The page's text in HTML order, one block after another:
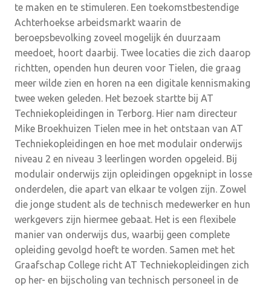
te maken en te stimuleren. Een toekomstbestendige
Achterhoekse arbeidsmarkt waarin de
beroepsbevolking zoveel mogelijk én duurzaam
meedoet, hoort daarbij. Twee locaties die zich daarop
richtten, openden hun deuren voor Tielen, die graag
meer wilde zien en horen na een digitale kennismaking
twee weken geleden. Het bezoek startte bij AT
Techniekopleidingen in Terborg. Hier nam directeur
Mike Broekhuizen Tielen mee in het ontstaan van AT
Techniekopleidingen en hoe met modulair onderwijs
niveau 2 en niveau 3 leerlingen worden opgeleid. Bij
modulair onderwijs zijn opleidingen opgeknipt in losse
onderdelen, die apart van elkaar te volgen zijn. Zowel
die jonge student als de technisch medewerker en hun
werkgevers zijn hiermee gebaat. Het is een flexibele
manier van onderwijs dus, waarbij geen complete
opleiding gevolgd hoeft te worden. Samen met het
Graafschap College richt AT Techniekopleidingen zich
op her- en bijscholing van technisch personeel in de